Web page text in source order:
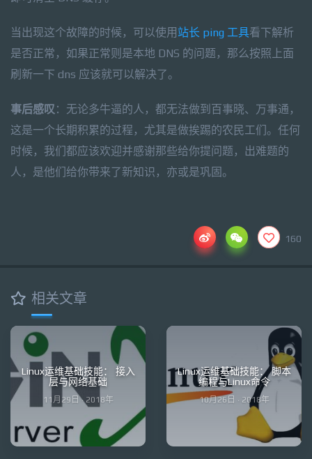
当出现这个故障的时候，可以使用 站长 ping 工具看下解析
是否正常，如果正常则是本地 DNS 的问题，那么按照上面
刷新一下 dns 应该就可以解决了。
事后感叹 ：无论多牛逼的人，都无法做到百事晓、万事通，
这是一个长期积累的过程，尤其是做挨踢的农民工们。任何
时候，我们都应该欢迎并感谢那些给你提问题，出难题的
人，是他们给你带来了新知识，亦或是巩固。
160
相关文章
Linux运维基础技能： 接入
层与网络基础
11月29日 · 2018年
Linux运维基础技能： 脚本
编程与Linux命令
10月26日 · 2018年